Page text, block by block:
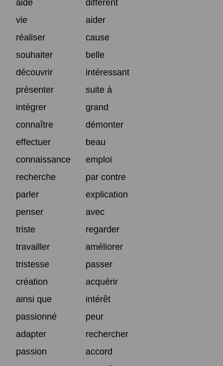
aide
différent
vie
aider
réaliser
cause
souhaiter
belle
découvrir
intéressant
présenter
suite à
intégrer
grand
connaître
démonter
effectuer
beau
connaissance
emploi
recherche
par contre
parler
explication
penser
avec
triste
regarder
travailler
améliorer
tristesse
passer
création
acquérir
ainsi que
intérêt
passionné
peur
adapter
rechercher
passion
accord